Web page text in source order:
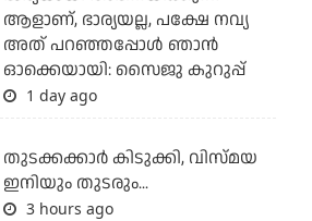
ആളാണ്, ഭാര്യയല്ല, പക്ഷേ നവ്യ
അത് പറഞ്ഞപ്പോള്‍ ഞാന്‍
ഓക്കെയായി: സൈജു കുറുപ്പ്
1 day ago
തുടക്കക്കാര്‍ കിടുക്കി, വിസ്മയ
ഇനിയും തുടരും...
3 hours ago